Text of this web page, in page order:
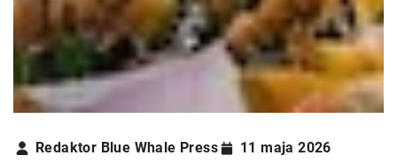
Redaktor Blue Whale Press 11 maja 2026